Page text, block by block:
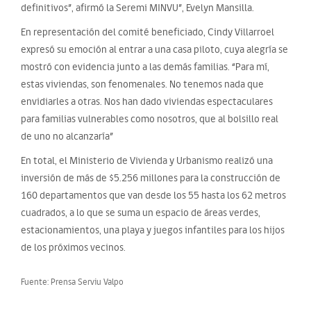
definitivos”, afirmó la Seremi MINVU”, Evelyn Mansilla.
En representación del comité beneficiado, Cindy Villarroel
expresó su emoción al entrar a una casa piloto, cuya alegría se
mostró con evidencia junto a las demás familias. “Para mí,
estas viviendas, son fenomenales. No tenemos nada que
envidiarles a otras. Nos han dado viviendas espectaculares
para familias vulnerables como nosotros, que al bolsillo real
de uno no alcanzaría”
En total, el Ministerio de Vivienda y Urbanismo realizó una
inversión de más de $5.256 millones para la construcción de
160 departamentos que van desde los 55 hasta los 62 metros
cuadrados, a lo que se suma un espacio de áreas verdes,
estacionamientos, una playa y juegos infantiles para los hijos
de los próximos vecinos.
Fuente: Prensa Serviu Valpo